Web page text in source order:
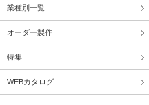
業種別一覧
オーダー製作
特集
WEBカタログ